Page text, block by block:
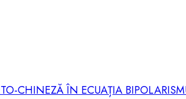
CHINEZĂ ÎN ECUAȚIA